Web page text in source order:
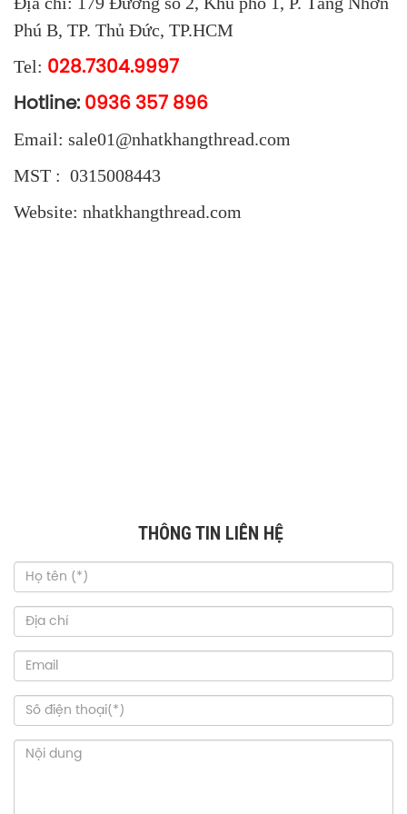
Phú B, TP. Thủ Đức, TP.HCM
Tel: 028.7304.9997
Hotline: 0936 357 896
Email: sale01@nhatkhangthread.com
MST : 0315008443
Website: nhatkhangthread.com
THÔNG TIN LIÊN HỆ